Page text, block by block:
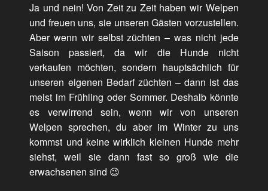
Ja und nein! Von Zeit zu Zeit haben wir Welpen
und freuen uns, sie unseren Gästen vorzustellen.
Aber wenn wir selbst züchten – was nicht jede
Saison passiert, da wir die Hunde nicht
verkaufen möchten, sondern hauptsächlich für
unseren eigenen Bedarf züchten – dann ist das
meist im Frühling oder Sommer. Deshalb könnte
es verwirrend sein, wenn wir von unseren
Welpen sprechen, du aber im Winter zu uns
kommst und keine wirklich kleinen Hunde mehr
siehst, weil sie dann fast so groß wie die
erwachsenen sind 😉